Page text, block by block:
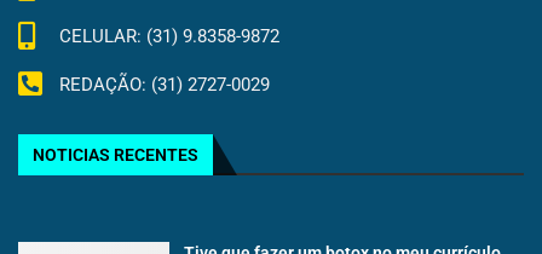
CELULAR: (31) 9.8358-9872
REDAÇÃO: (31) 2727-0029
NOTICIAS RECENTES